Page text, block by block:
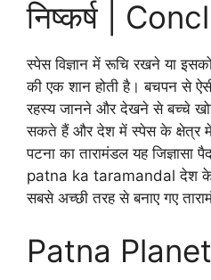
निष्कर्ष |
स्पेस विज्ञान में रूचि रखने या
की एक शान होती है। बचपन से
रहस्य जानने और देखने से बच्चे
सकते हैं और देश में स्पेस के क्षेत्र
पटना का तारामंडल यह जिज्ञासा
patna ka taramandal देश
सबसे अच्छी तरह से बनाए गए
Patna